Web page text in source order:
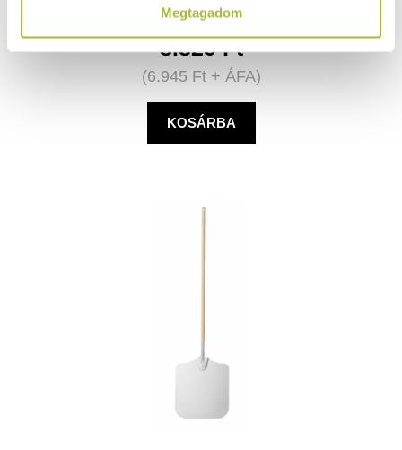
Megtagadom
8.820Ft
(6.945 Ft+ ÁFA)
KOSÁRBA